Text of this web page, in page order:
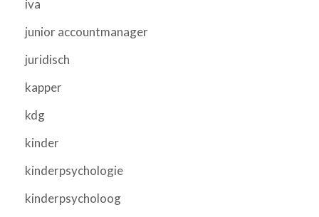
iva
junior accountmanager
juridisch
kapper
kdg
kinder
kinderpsychologie
kinderpsycholoog